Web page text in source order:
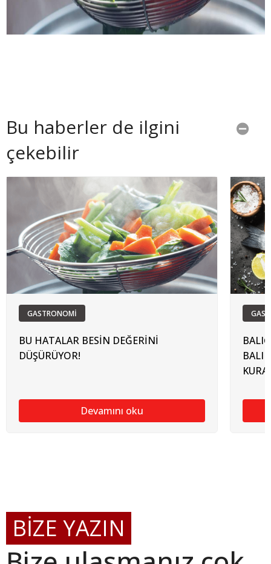
Bu haberler de ilgini
çekebilir
GASTRONOMİ
BU HATALAR BESİN DEĞERİNİ
DÜŞÜRÜYOR!
Devamını oku
BİZE YAZIN